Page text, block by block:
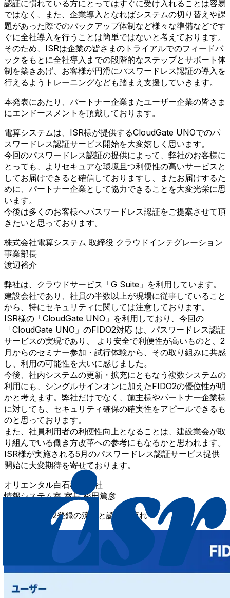
認証に慣れている方にとってはすぐに受け入れることは容易
ではなく、また、企業導入となればシステムの切り替えや課
題があった際でのバックアップ体制など様々な準備などです
ぐに全社導入を行うことは簡単ではないと考えております。
そのため、ISRは企業の皆さまのトライアルでのフィードバ
ックをもとに全社導入までの段階的なステップとサポート体
制を築きあげ、お客様が円滑にパスワードレス認証の導入を
行えるようトレーニングなども踏まえ支援していきます。
本発表にあたり、パートナー企業またユーザー企業の皆さま
にエンドースメントを頂戴しております。
電算システムは、ISR様が提供するCloudGate UNOでのパ
スワードレス認証サービス開始を大変嬉しく思います。
今回のパスワードレス認証の提供によって、弊社のお客様に
とっても、よりセキュアな環境且つ利便性の高いサービスと
してお届けできると確信しておりますし、またお届けするた
めに、パートナー企業として協力できることを大変光栄に思
います。
今後は多くのお客様へパスワードレス認証をご提案させて頂
きたいと思っております。
株式会社電算システム 取締役 クラウドインテグレーション
事業部長
渡辺裕介
弊社は、クラウドサービス「G Suite」を利用しています。
建設会社であり、社員の半数以上が現場に従事していること
から、特にセキュリティに関しては注意しております。
ISR様の「CloudGate UNO」を利用しており、今回の
「CloudGate UNO」のFIDO2対応 は、パスワードレス認証
サービスの実現であり、 より安全で利便性が高いものと、2
月からのセミナー参加・試行体験から、その取り組みに共感
し、利用の可能性を大いに感じました。
今後、社内システムの更新・拡充にともなう複数システムの
利用にも、シングルサインオンに加えたFIDO2の優位性が明
かと考えます。弊社だけでなく、施主様やパートナー企業様
に対しても、セキュリティ確保の確実性をアピールできるも
のと思っております。
また、社員利用者の利便性向上となることは、建設業会が取
り組んでいる働き方改革への参考にもなるかと思われます。
ISR様が実施される5月のパスワードレス認証サービス提供
開始に大変期待を寄せております。
オリエンタル白石株式会社
情報システム室 室長 杉田篤彦
【図1】FIDO2登録の流れと認証の流れ